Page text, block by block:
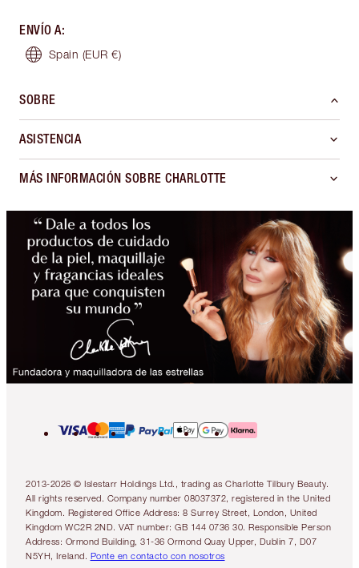
ENVÍO A:
Spain (EUR €)
SOBRE
ASISTENCIA
MÁS INFORMACIÓN SOBRE CHARLOTTE
2013-2026 © Islestarr Holdings Ltd., trading as Charlotte Tilbury Beauty.
All rights reserved. Company number 08037372, registered in the United
Kingdom. Registered Office Address: 8 Surrey Street, London, United
Kingdom WC2R 2ND. VAT number: GB 144 0736 30. Responsible Person
Address: Ormond Building, 31-36 Ormond Quay Upper, Dublin 7, D07
N5YH, Ireland. Ponte en contacto con nosotros